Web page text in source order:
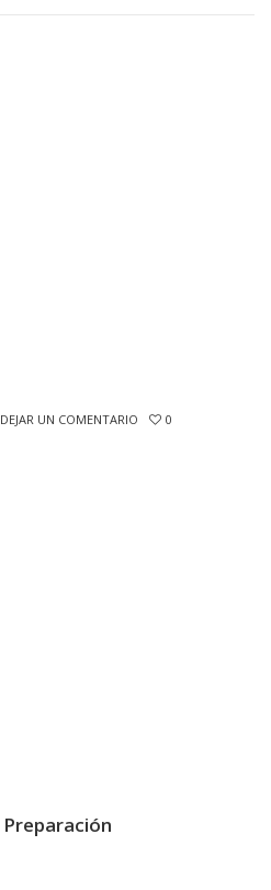
DEJAR UN COMENTARIO 0
Preparación